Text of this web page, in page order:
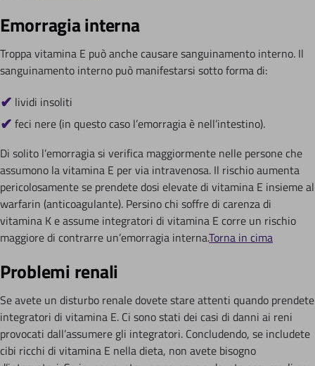
Emorragia interna
Troppa vitamina E può anche causare sanguinamento interno. Il
sanguinamento interno può manifestarsi sotto forma di:
lividi insoliti
feci nere (in questo caso l’emorragia è nell’intestino).
Di solito l’emorragia si verifica maggiormente nelle persone che
assumono la vitamina E per via intravenosa. Il rischio aumenta
pericolosamente se prendete dosi elevate di vitamina E insieme al
warfarin (anticoagulante). Persino chi soffre di carenza di
vitamina K e assume integratori di vitamina E corre un rischio
maggiore di contrarre un’emorragia interna.Torna in cima
Problemi renali
Se avete un disturbo renale dovete stare attenti quando prendete
integratori di vitamina E. Ci sono stati dei casi di danni ai reni
provocati dall’assumere gli integratori. Concludendo, se includete
cibi ricchi di vitamina E nella dieta, non avete bisogno